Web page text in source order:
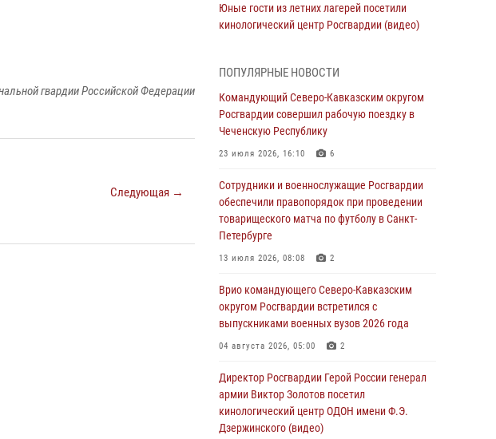
гвардии Российской Федерации
Следующая →
Юные гости из летних лагерей посетили
кинологический центр Росгвардии (видео)
Ветеран войск правопорядка генерал-майор
Иван Пияшев – герой выпуска «Легенды
армии с Александром Маршалом»
07 августа 2026, 12:00
округу Росгвардии и ветераны военной
контрразведки почтили память Николая
Кузнецова
07 августа 2026, 12:00
подняться на крышу Смольного собора в
Санкт-Петербурге (видео)
07 августа 2026, 11:34 3 1
основам взрывобезопасности
07 августа 2026, 11:33
Рэпер ST посетил раненых росгвардейцев в
ПОПУЛЯРНЫЕ НОВОСТИ
Командующий Северо-Кавказским округом
Росгвардии совершил рабочую поездку в
Чеченскую Республику
23 июля 2026, 16:10 6
Сотрудники и военнослужащие Росгвардии
обеспечили правопорядок при проведении
товарищеского матча по футболу в Санкт-
Петербурге
13 июля 2026, 08:08 2
Врио командующего Северо-Кавказским
округом Росгвардии встретился с
выпускниками военных вузов 2026 года
04 августа 2026, 05:00 2
Директор Росгвардии Герой России генерал
армии Виктор Золотов посетил
кинологический центр ОДОН имени Ф.Э.
Дзержинского (видео)